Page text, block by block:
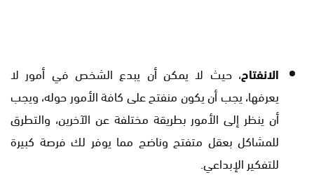
الانفتاح، حيث لا يمكن أن يبدع الشخص في أمور لا
يعرفها، يجب أن يكون منفتح على كافة الأمور حوله، ويجب
أن ينظر إلى الأمور بطريقة مختلفة عن الآخرين، والتطرق
للمشاكل بعقل متفتح وناضج مما يوفر لك فرصة كبيرة
للتفكير الإبداعي.